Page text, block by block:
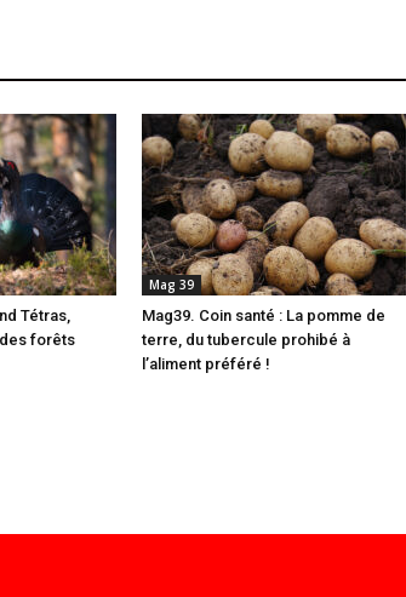
Tétras,
forêts
Mag 39
Mag39. Coin santé : La pomme de
terre, du tubercule prohibé à
l’aliment préféré !